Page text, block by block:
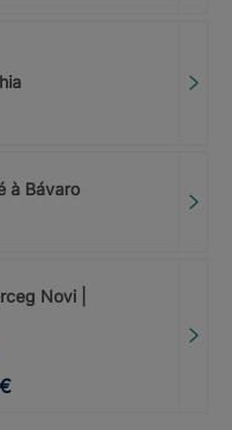
à Bávaro
Novi |
€